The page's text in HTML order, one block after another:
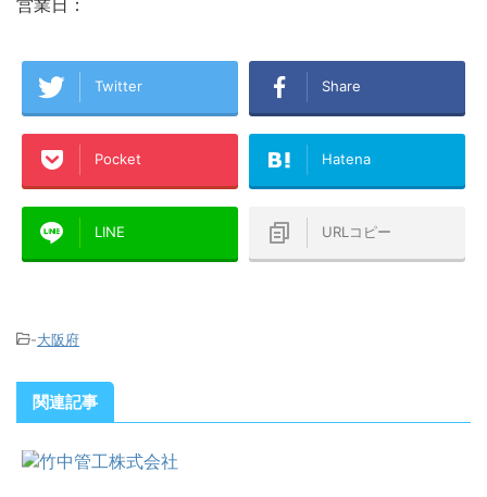
営業日：
Twitter Share
Pocket Hatena
LINE URLコピー
-大阪府
関連記事